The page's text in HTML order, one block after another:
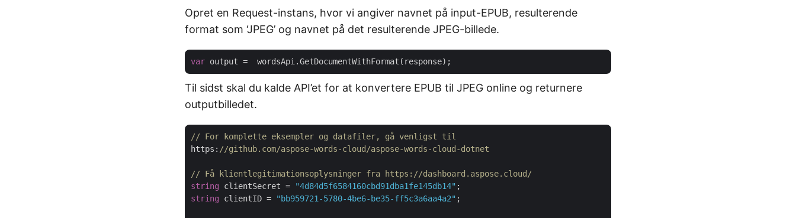
Opret en Request-instans, hvor vi angiver navnet på input-EPUB, resulterende
format som ‘JPEG’ og navnet på det resulterende JPEG-billede.
var
Til sidst skal du kalde API’et for at konvertere EPUB til JPEG online og returnere
outputbilledet.
// For komplette eksempler og datafiler, gå venligst til
https: //github.com/aspose-words-cloud/aspose-words-cloud-dotnet
// Få klientlegitimationsoplysninger fra https://dashboard.aspose.cloud/
string clientSecret = "4d84d5f6584160cbd91dba1fe145db14"
string clientID = "bb959721-5780-4be6-be35-ff5c3a6aa4a2" ;